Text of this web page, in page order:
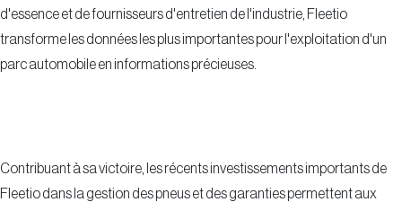
d'essence et de fournisseurs d'entretien de l'industrie, Fleetio
transforme les données les plus importantes pour l'exploitation d'un
parc automobile en informations précieuses.
Contribuant à sa victoire, les récents investissements importants de
Fleetio dans la gestion des pneus et des garanties permettent aux